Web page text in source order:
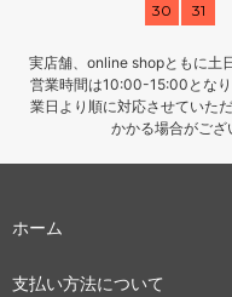
30
31
実店舗、online shopともに土
営業時間は10:00-15:00とな
業日より順に対応させていた
かかる場合がござ
ホーム
支払い方法について